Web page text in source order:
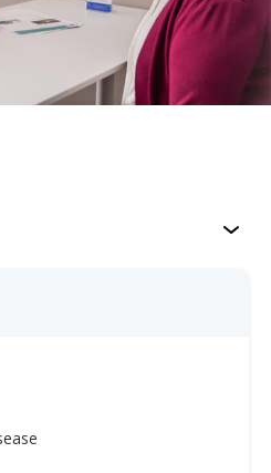
壓之間的聯繫